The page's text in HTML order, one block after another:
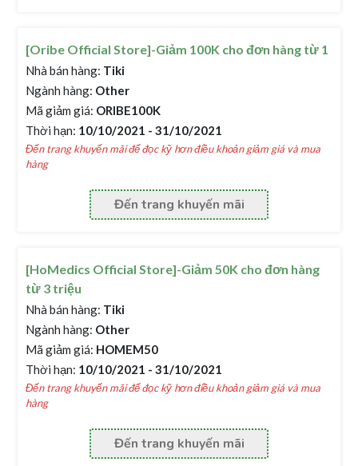
[Oribe Official Store]-Giảm 100K cho đơn hàng từ 1
Nhà bán hàng: Tiki
Ngành hàng: Other
Mã giảm giá: ORIBE100K
Thời hạn: 10/10/2021 - 31/10/2021
Đến trang khuyến mãi để đọc kỹ hơn điều khoản giảm giá và mua
hàng
Đến trang khuyến mãi
[HoMedics Official Store]-Giảm 50K cho đơn hàng
từ 3 triệu
Nhà bán hàng: Tiki
Ngành hàng: Other
Mã giảm giá: HOMEM50
Thời hạn: 10/10/2021 - 31/10/2021
Đến trang khuyến mãi để đọc kỹ hơn điều khoản giảm giá và mua
hàng
Đến trang khuyến mãi